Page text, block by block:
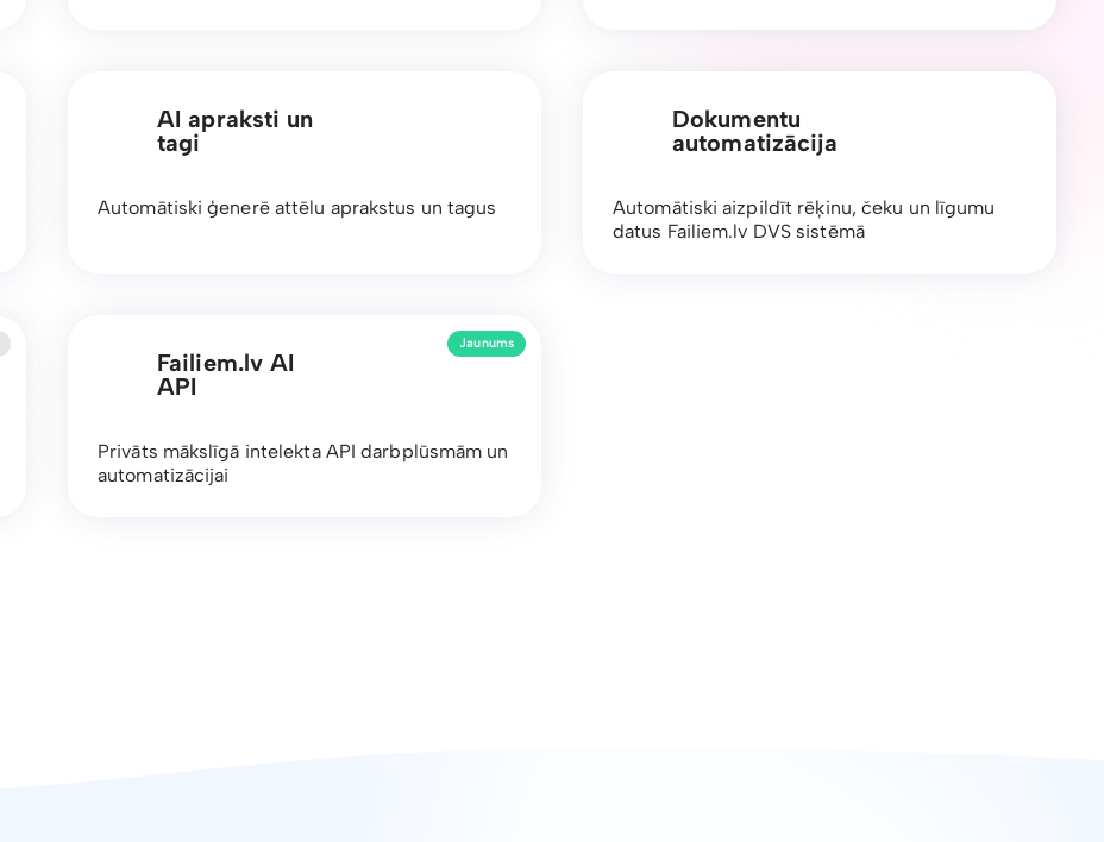
AI apraksti un
tagi
Automātiski ģenerē attēlu aprakstus un tagus
Dokumentu
automatizācija
Automātiski aizpildīt rēķinu, čeku un līgumu
datus Failiem.lv DVS sistēmā
Failiem.lv AI
API
Privāts mākslīgā intelekta API darbplūsmām un
automatizācijai
Jaunums